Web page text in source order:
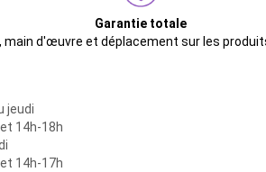
Garantie totale
main d'œuvre et déplacement sur les
jeudi
14h-18h
14h-17h